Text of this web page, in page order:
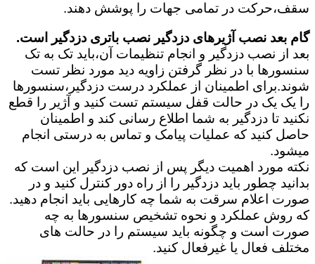
سقف،حرکت در تمامی جهات را پوشش دهند.
گام بعد نصب آژیرهای دزدگیر نصب باتری دزدگیر است.
بعد از نصب دزدگیر و انجام تنظیمات آن،باید تک به تک
سنسورها با در نظر گرفتن زاویه دید مورد نظر تست
شوند.برای اطمینان از عملکرد درست دزدگیر،سنسورها
را یک یک در حالت قفل سیستم تست کنید و آژیر را قطع
نکنید تا دزدگیر به شما اطلاع رسانی کند و اطمینان
حاصل کنید که عملیات پیامک و تماس به درستی انجام
میشود.
نکته مورد اهمیت دیگر پس از نصب دزدگیر این است که
بدانید چطور باید دزدگیر را از راه دور کنترل کنید و در
صورت اعلام سرقت به شما چه کارهایی باید انجام دهید.
که روش عملکرد و نحوه تشخیص سنسورها به چه
صورت است و چگونه باید سیستم را در حالت های
مختلف فعال یا غیرفعال کنید.